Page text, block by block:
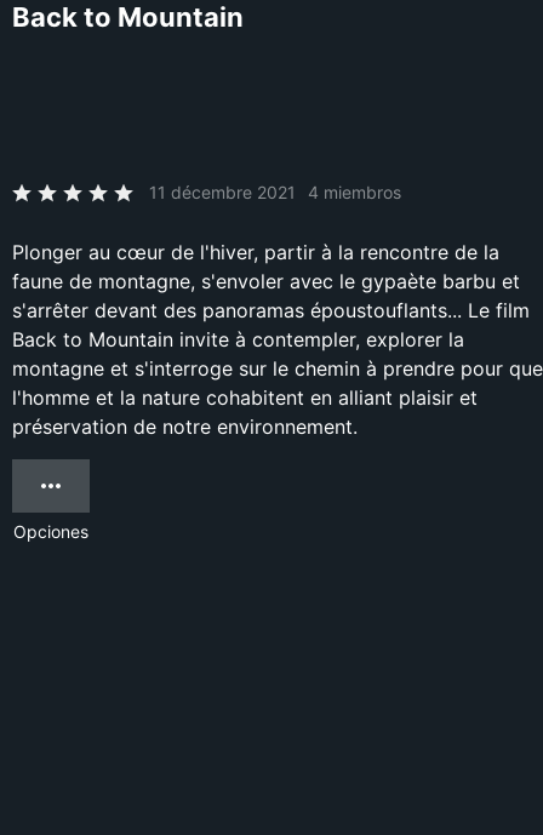
Back to Mountain
11 décembre 2021 4 miembros
Plonger au cœur de l'hiver, partir à la rencontre de la
faune de montagne, s'envoler avec le gypaète barbu et
s'arrêter devant des panoramas époustouflants... Le film
Back to Mountain invite à contempler, explorer la
montagne et s'interroge sur le chemin à prendre pour que
l'homme et la nature cohabitent en alliant plaisir et
préservation de notre environnement.
Opciones